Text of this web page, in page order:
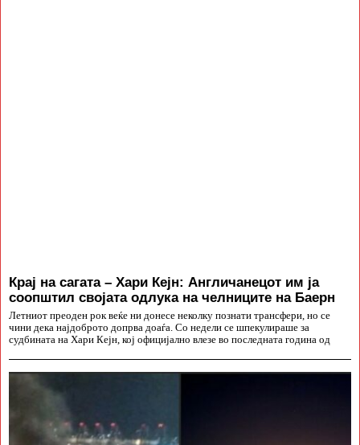
Крај на сагата – Хари Кејн: Англичанецот им ја
соопштил својата одлука на челниците на Баерн
Летниот преоден рок веќе ни донесе неколку познати трансфери, но се
чини дека најдоброто допрва доаѓа. Со недели се шпекулираше за
судбината на Хари Кејн, кој официјално влезе во последната година од